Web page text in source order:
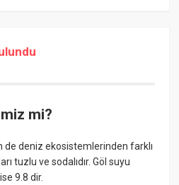
mi?
de deniz ekosistemlerinden farklı
tuzlu ve sodalıdır. Göl suyu
9.8 dir.